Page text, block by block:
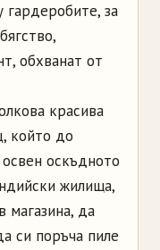
гардеробите, за
обхванат от
красива
който до
оскъдното
жилища,
магазина, да
си поръча пиле